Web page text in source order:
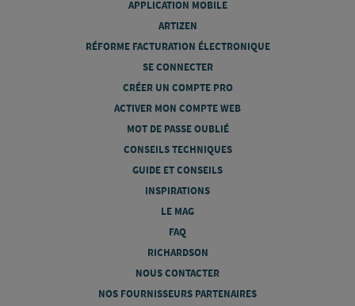
APPLICATION MOBILE
ARTIZEN
RÉFORME FACTURATION ÉLECTRONIQUE
SE CONNECTER
CRÉER UN COMPTE PRO
ACTIVER MON COMPTE WEB
MOT DE PASSE OUBLIÉ
CONSEILS TECHNIQUES
GUIDE ET CONSEILS
INSPIRATIONS
LE MAG
FAQ
RICHARDSON
NOUS CONTACTER
NOS FOURNISSEURS PARTENAIRES